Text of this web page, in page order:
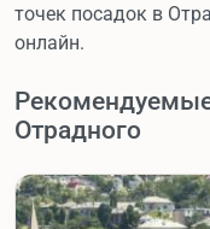
точек посадок в
онлайн.
Отрадного